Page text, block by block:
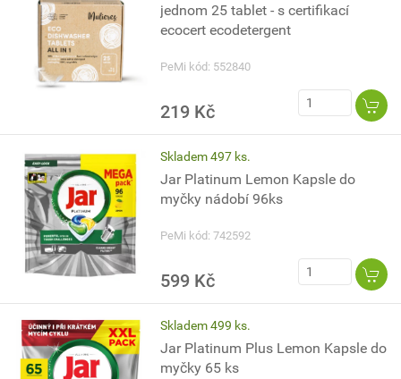
jednom 25 tablet - s certifikací
ecocert ecodetergent
PeMi kód: 552840
219 Kč
Skladem 497 ks.
Jar Platinum Lemon Kapsle do
myčky nádobí 96ks
PeMi kód: 742592
599 Kč
Skladem 499 ks.
Jar Platinum Plus Lemon Kapsle do
myčky 65 ks